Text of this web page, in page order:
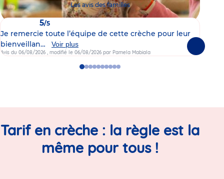
Les avis des familles
5/5
Je remercie toute l’équipe de cette crèche pour leur
bienveillan…
Voir plus
Avis du 06/08/2026 , modifié le 06/08/2026 par Pamela Mabiala
GoGoGoGoGoGoGoGo
GoGo
Tarif en crèche : la règle est la
même pour tous !